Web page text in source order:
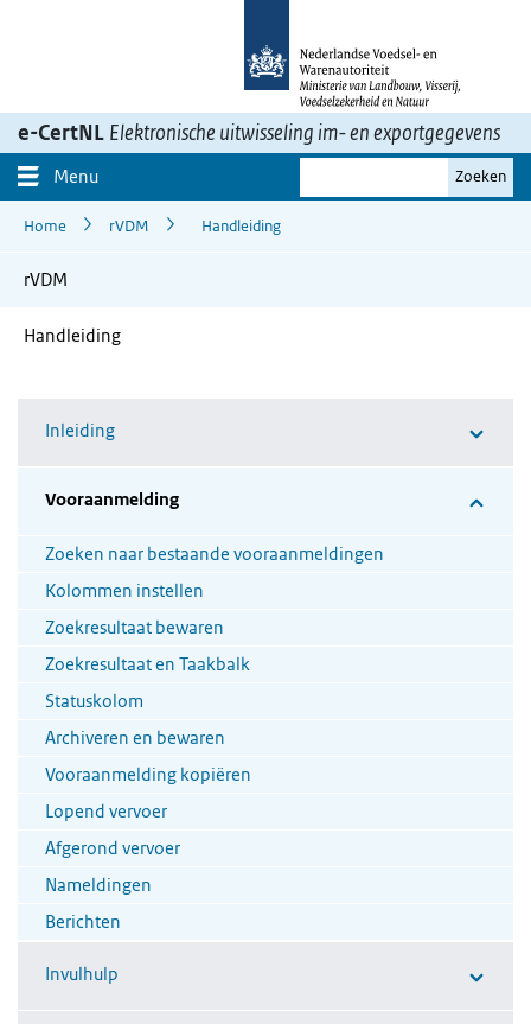
e-CertNL Elektronische uitwisseling im- en exportgegevens
Menu
zoekterm
Zoeken
Home rVDM Handleiding
rVDM
Handleiding
Inleiding
Vooraanmelding
Zoeken naar bestaande vooraanmeldingen
Kolommen instellen
Zoekresultaat bewaren
Zoekresultaat en Taakbalk
Statuskolom
Archiveren en bewaren
Vooraanmelding kopiëren
Lopend vervoer
Afgerond vervoer
Nameldingen
Berichten
Invulhulp